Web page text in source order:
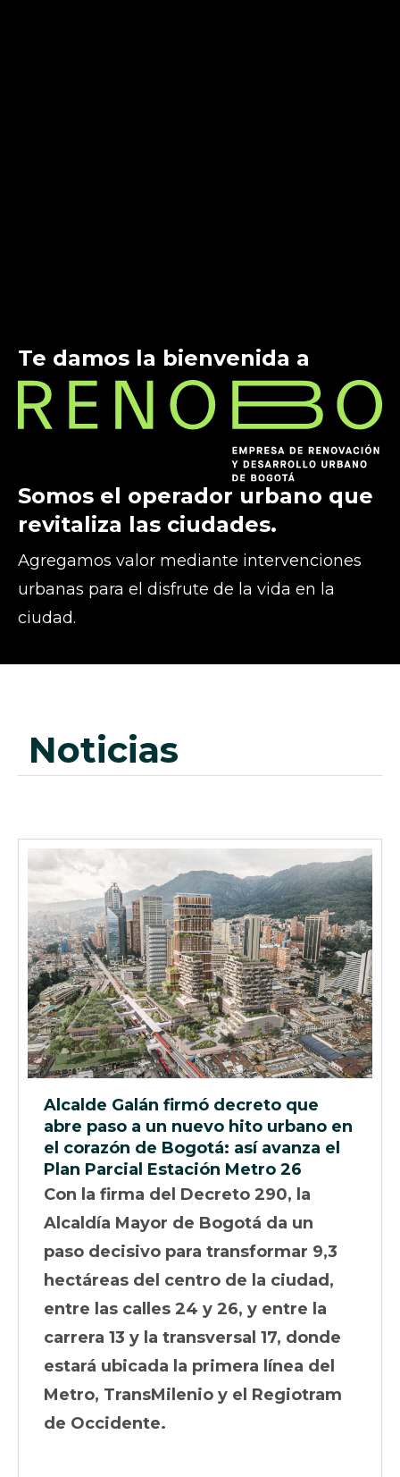
Te damos la bienvenida a
Somos el operador urbano que
revitaliza las ciudades.
Agregamos valor mediante intervenciones
urbanas para el disfrute de la vida en la
ciudad.
noticias
Alcalde Galán firmó decreto que
abre paso a un nuevo hito urbano en
el corazón de Bogotá: así avanza el
Plan Parcial Estación Metro 26
Con la firma del Decreto 290, la
Alcaldía Mayor de Bogotá da un
paso decisivo para transformar 9,3
hectáreas del centro de la ciudad,
entre las calles 24 y 26, y entre la
carrera 13 y la transversal 17, donde
estará ubicada la primera línea del
Metro, TransMilenio y el Regiotram
de Occidente.